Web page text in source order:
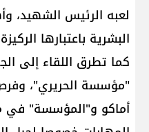
لعبه الرئيس الشهيد،
البشرية باعتبارها
كما تطرق اللقاء إلى
"مؤسسة الحريري"،
أماكو و"المؤسسة" في